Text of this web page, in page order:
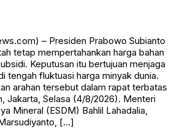
– Presiden Prabowo Subianto
tetap mempertahankan harga bahan
Keputusan itu bertujuan menjaga
tengah fluktuasi harga minyak dunia.
arahan tersebut dalam rapat terbatas
Jakarta, Selasa (4/8/2026). Menteri
Mineral (ESDM) Bahlil Lahadalia,
[…]